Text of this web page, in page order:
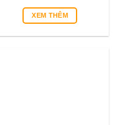
XEM THÊM